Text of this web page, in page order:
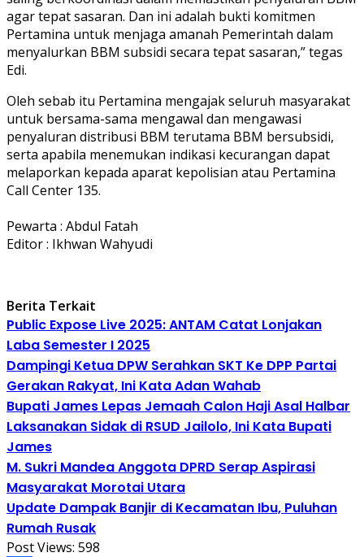
agar tepat sasaran. Dan ini adalah bukti komitmen
Pertamina untuk menjaga amanah Pemerintah dalam
menyalurkan BBM subsidi secara tepat sasaran,” tegas
Edi.
Oleh sebab itu Pertamina mengajak seluruh masyarakat
untuk bersama-sama mengawal dan mengawasi
penyaluran distribusi BBM terutama BBM bersubsidi,
serta apabila menemukan indikasi kecurangan dapat
melaporkan kepada aparat kepolisian atau Pertamina
Call Center 135.
Pewarta : Abdul Fatah
Editor : Ikhwan Wahyudi
Berita Terkait
Public Expose Live 2025: ANTAM Catat Lonjakan
Laba Semester I 2025
Dampingi Ketua DPW Serahkan SKT Ke DPP Partai
Gerakan Rakyat, Ini Kata Adan Wahab
Bupati James Lepas Jemaah Calon Haji Asal Halbar
Laksanakan Sidak di RSUD Jailolo, Ini Kata Bupati
James
M. Sukri Mandea Anggota DPRD Serap Aspirasi
Masyarakat Morotai Utara
Update Dampak Banjir di Kecamatan Ibu, Puluhan
Rumah Rusak
Post Views: 598